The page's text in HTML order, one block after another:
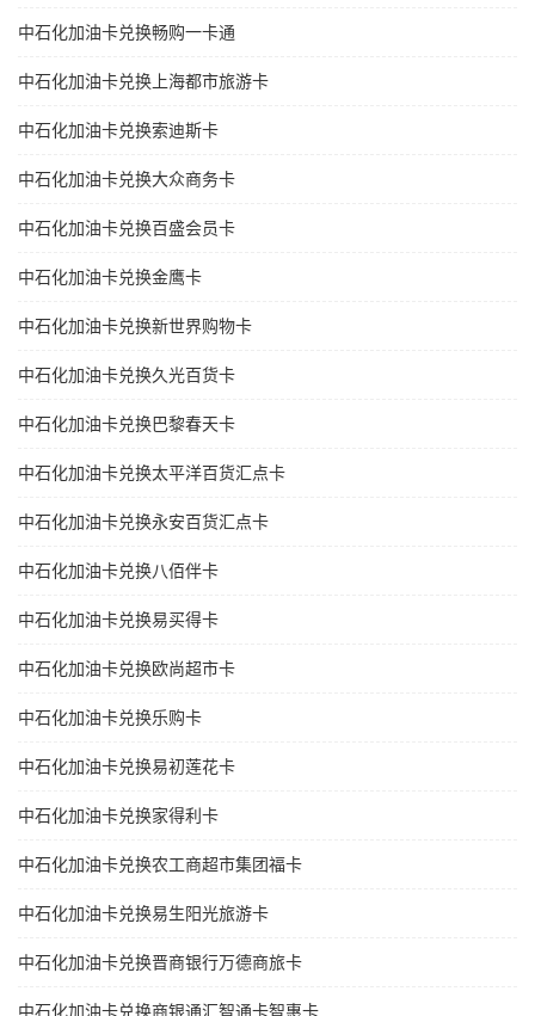
中石化加油卡兑换畅购一卡通
中石化加油卡兑换上海都市旅游卡
中石化加油卡兑换索迪斯卡
中石化加油卡兑换大众商务卡
中石化加油卡兑换百盛会员卡
中石化加油卡兑换金鹰卡
中石化加油卡兑换新世界购物卡
中石化加油卡兑换久光百货卡
中石化加油卡兑换巴黎春天卡
中石化加油卡兑换太平洋百货汇点卡
中石化加油卡兑换永安百货汇点卡
中石化加油卡兑换八佰伴卡
中石化加油卡兑换易买得卡
中石化加油卡兑换欧尚超市卡
中石化加油卡兑换乐购卡
中石化加油卡兑换易初莲花卡
中石化加油卡兑换家得利卡
中石化加油卡兑换农工商超市集团福卡
中石化加油卡兑换易生阳光旅游卡
中石化加油卡兑换晋商银行万德商旅卡
中石化加油卡兑换商银通汇智通卡智惠卡